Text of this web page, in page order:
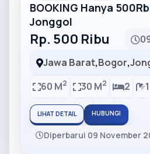
BOOKING Hanya
Jonggol
Rp. 500 Ribu
Jawa Barat,Bogor,
60 M2 30 M2 2 1
LIHAT DETAIL HUBUNGI
Diperbarui 09 November